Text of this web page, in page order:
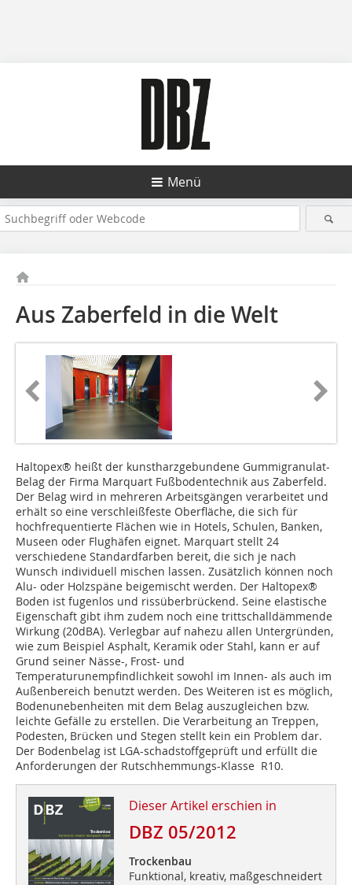
Menü
Aus Zaberfeld in die Welt
Haltopex® heißt der kunstharzgebundene Gummigranulat-
Belag der Firma Marquart Fußbodentechnik aus Zaberfeld.
Der Belag wird in mehreren Arbeitsgängen verarbeitet und
erhält so eine verschleißfeste Oberfläche, die sich für
hochfrequentierte Flächen wie in Hotels, Schulen, Banken,
Museen oder Flughäfen eignet. Marquart stellt 24
verschiedene Standardfarben bereit, die sich je nach
Wunsch individuell mischen lassen. Zusätzlich können noch
Alu- oder Holzspäne beigemischt werden. Der Haltopex®
Boden ist fugenlos und rissüberbrückend. Seine elastische
Eigenschaft gibt ihm zudem noch eine trittschalldämmende
Wirkung (20dBA). Verlegbar auf nahezu allen Untergründen,
wie zum Beispiel Asphalt, Keramik oder Stahl, kann er auf
Grund seiner Nässe-, Frost- und
Temperaturunempfindlichkeit sowohl im Innen- als auch im
Außenbereich benutzt werden. Des Weiteren ist es möglich,
Bodenunebenheiten mit dem Belag auszugleichen bzw.
leichte Gefälle zu erstellen. Die Verarbeitung an Treppen,
Podesten, Brücken und Stegen stellt kein ein Problem dar.
Der Bodenbelag ist LGA-schadstoffgeprüft und erfüllt die
Anforderungen der Rutschhemmungs-Klasse R10.
Dieser Artikel erschien in
DBZ 05/2012
Trockenbau
Funktional, kreativ, maßgeschneidert